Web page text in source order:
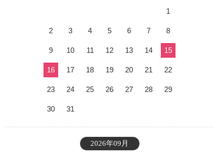
1
2 3 4 5 6 7 8
9 10 11 12 13 14 15
16 17 18 19 20 21 22
23 24 25 26 27 28 29
30 31
2026年09月